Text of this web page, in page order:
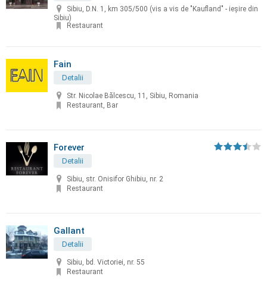
Sibiu, D.N. 1, km 305/500 (vis a vis de "Kaufland" - ieșire din
Sibiu)
Restaurant
Fain
Detalii
Str. Nicolae Bălcescu, 11, Sibiu, Romania
Restaurant, Bar
Forever
Detalii
Sibiu, str. Onisifor Ghibiu, nr. 2
Restaurant
Gallant
Detalii
Sibiu, bd. Victoriei, nr. 55
Restaurant